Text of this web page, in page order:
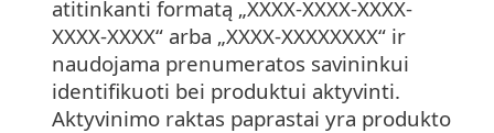
atitinkanti formatą „XXXX-XXXX-XXXX-
XXXX-XXXX“ arba „XXXX-XXXXXXXX“ ir
naudojama prenumeratos savininkui
identifikuoti bei produktui aktyvinti.
Aktyvinimo raktas paprastai yra produkto